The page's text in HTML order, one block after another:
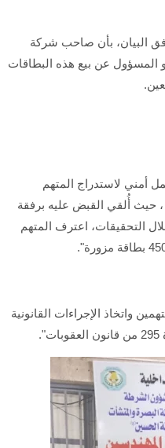
البيان، بأن صاحب شركة
المسؤول عن بيع هذه البطاقات
أمني لاستدراج المتهم
، حيث أُلقي القبض عليه برفقة
التحقيقات، اعترف المتهم
واتخاذ الإجراءات القانونية